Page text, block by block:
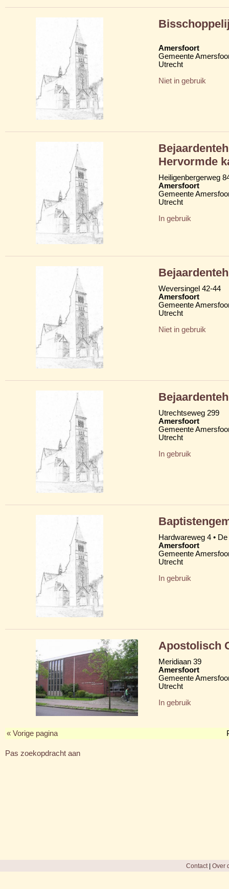
Amersfoort
Gemeente
Utrecht
Niet in gebruik
Hervormde
Heiligenbergerweg
Amersfoort
Gemeente
Utrecht
In gebruik
Weversingel 42-44
Amersfoort
Gemeente
Utrecht
Niet in gebruik
Utrechtseweg 299
Amersfoort
Gemeente
Utrecht
In gebruik
Hardwareweg 4 •
Amersfoort
Gemeente
Utrecht
In gebruik
Apostolisch
Meridiaan 39
Amersfoort
Gemeente
Utrecht
In gebruik
« Vorige pagina
Pas zoekopdracht aan
Contact| Over